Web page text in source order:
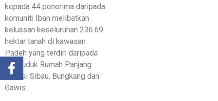
kepada 44 penerima daripada
komuniti Iban melibatkan
keluasan keseluruhan 236.69
hektar tanah di kawasan
Padeh yang terdiri daripada
penduduk Rumah Panjang
Sungai Sibau, Bungkang dan
Gawis.